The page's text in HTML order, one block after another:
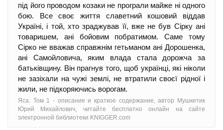
під його проводом козаки не програли майже ні одного
бою. Все своє життя славетний кошовий віддав
Україні, і той, хто зраджував її, вже не був Сірку ані
товаришем, ані бойовим побратимом. Саме тому
Сірко не вважав справжнім гетьманом ані Дорошенка,
ані Самойловича, яким влада стала дорожча за
батьківщину. Він прагнув того, щоб українці, які ніколи
не зазіхали на чужі землі, не втратили своєї рідної і
жили, не підкоряючись ворогам.
Яса. Том 1 - oписание и краткое содержание, автор Мушкетик
Юрий Михайлович, читайте бесплатно онлайн на сайте
электронной библиотеки KNIGGER.com